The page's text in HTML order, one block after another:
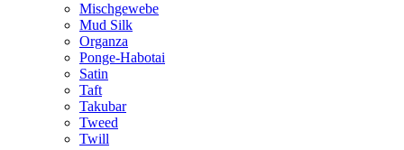
Mischgewebe
Mud Silk
Organza
Ponge-Habotai
Satin
Taft
Takubar
Tweed
Twill